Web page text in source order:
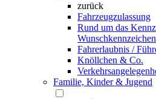
zurück
Fahrzeugzulassung
Rund um das
Wunschkennzeichen
Fahrerlaubnis /
Knöllchen & Co.
Familie, Kinder & Jugend